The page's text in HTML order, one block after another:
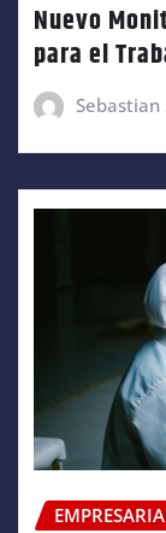
Nuevo
para el
Sebastian